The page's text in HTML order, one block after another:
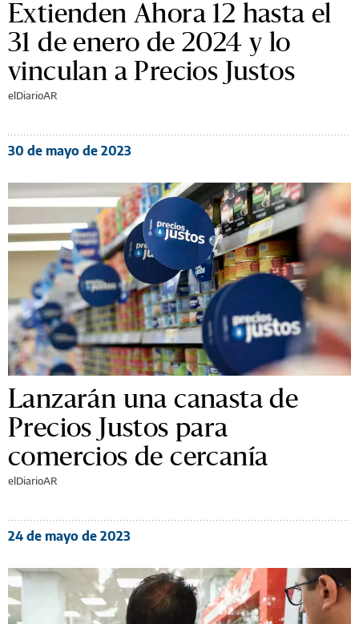
Extienden Ahora 12 hasta el
31 de enero de 2024 y lo
vinculan a Precios Justos
elDiarioAR
30 de mayo de 2023
Lanzarán una canasta de
Precios Justos para
comercios de cercanía
elDiarioAR
24 de mayo de 2023